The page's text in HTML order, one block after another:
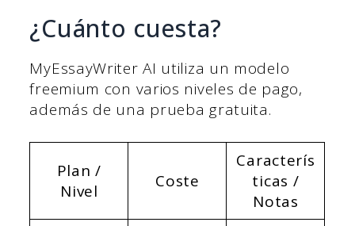
¿Cuánto cuesta?
MyEssayWriter AI utiliza un modelo
freemium con varios niveles de pago,
además de una prueba gratuita.
Plan /
Nivel
Coste
Caracterís
ticas /
Notas